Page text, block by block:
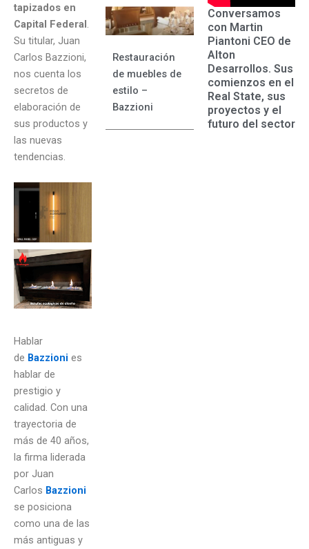
tapizados en
Capital Federal.
Su titular, Juan
Carlos Bazzioni,
nos cuenta los
secretos de
elaboración de
sus productos y
las nuevas
tendencias.
Hablar
de Bazzioni es
hablar de
prestigio y
calidad. Con una
trayectoria de
más de 40 años,
la firma liderada
por Juan
Carlos Bazzioni
se posiciona
como una de las
más antiguas y
Restauración
de muebles de
estilo –
Bazzioni
Conversamos
con Martin
Piantoni CEO de
Alton
Desarrollos. Sus
comienzos en el
Real State, sus
proyectos y el
futuro del sector